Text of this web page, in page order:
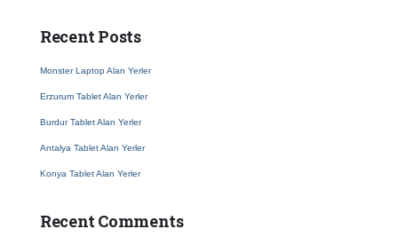
Recent Posts
Monster Laptop Alan Yerler
Erzurum Tablet Alan Yerler
Burdur Tablet Alan Yerler
Antalya Tablet Alan Yerler
Konya Tablet Alan Yerler
Recent Comments